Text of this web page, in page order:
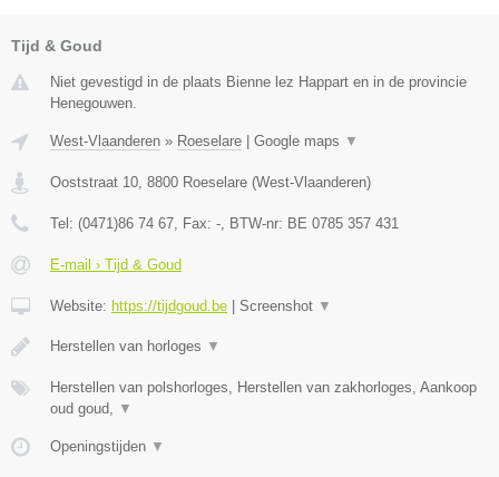
Tijd & Goud
Niet gevestigd in de plaats Bienne lez Happart en in de provincie
Henegouwen.
West-Vlaanderen » Roeselare | Google maps ▼
Ooststraat 10 8800 Roeselare (West-Vlaanderen)
Tel: (0471)86 74 67 , Fax: - , BTW-nr: BE 0785 357 431
E-mail › Tijd & Goud
Website: https://tijdgoud.be | Screenshot ▼
Herstellen van horloges ▼
Herstellen van polshorloges, Herstellen van zakhorloges, Aankoop
oud goud,
▼
Openingstijden ▼